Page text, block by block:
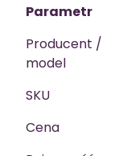
Parametr
Producent /
model
SKU
Cena